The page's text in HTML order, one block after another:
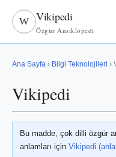
W Vikipedi
Özgür Ansiklopedi
Ana Sayfa › Bilgi Teknolojileri ›
Vikipedi
Bu madde, çok dilli özgür
anlamları için Vikipedi